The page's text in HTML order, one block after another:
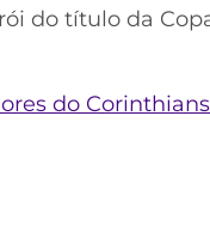
do título da
do